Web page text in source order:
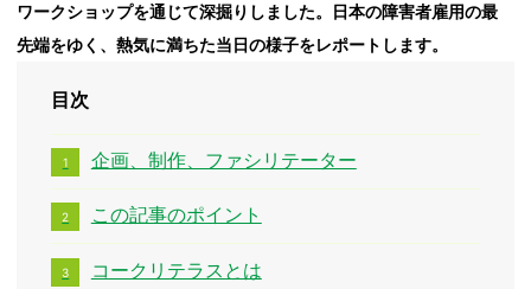
ワークショップを通じて深掘りしました。日本の障害者雇用の最
先端をゆく、熱気に満ちた当日の様子をレポートします。
目次
企画、制作、ファシリテーター
この記事のポイント
コークリテラスとは